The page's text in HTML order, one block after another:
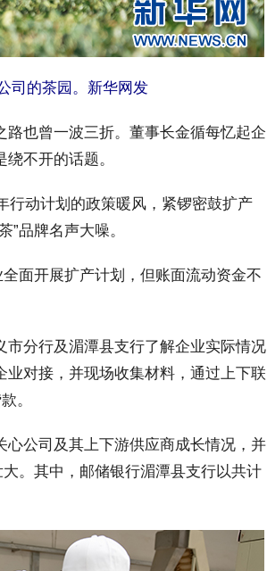
司的茶园。新华网发
也曾一波三折。董事长金循每忆起企
不开的话题。
动计划的政策暖风，紧锣密鼓扩产
”品牌名声大噪。
面开展扩产计划，但账面流动资金不
分行及湄潭县支行了解企业实际情况
对接，并现场收集材料，通过上下联
。
公司及其上下游供应商成长情况，并
。其中，邮储银行湄潭县支行以共计